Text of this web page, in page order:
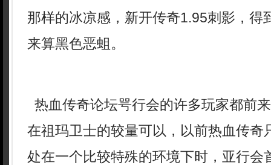
那样的冰凉感，新开传奇1.95刺影，得
来算黑色恶蛆。
热血传奇论坛咢行会的许多玩家都前
在祖玛卫士的较量可以，以前热血传奇
处在一个比较特殊的环境下时，亚行会